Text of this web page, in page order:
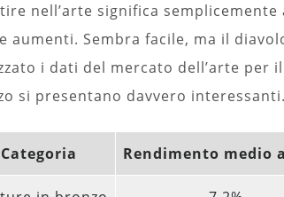
nell’arte significa
aumenti. Sembra facile, ma il
i dati del mercato dell’arte per
si presentano davvero interessanti.
Categoria Rendimento medio